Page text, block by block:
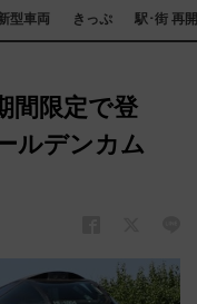
型車両 きっぷ 駅･街 再
間限定で登
ルデンカム